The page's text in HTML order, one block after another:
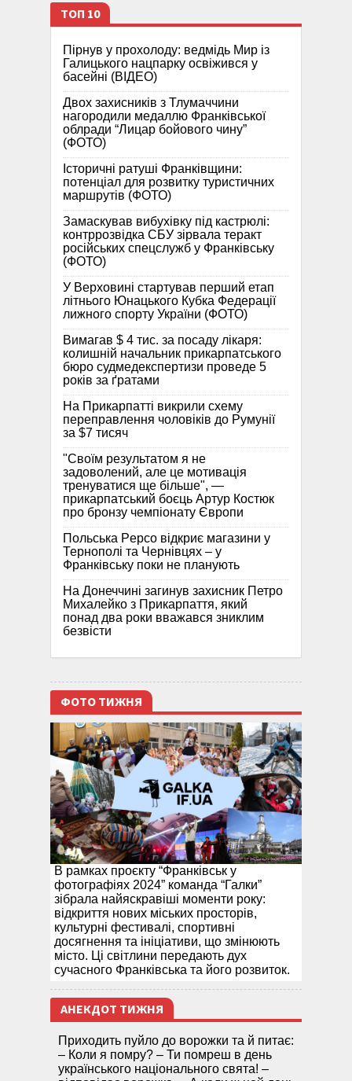
ТОП 10
Пірнув у прохолоду: ведмідь Мир із
Галицького нацпарку освіжився у
басейні (ВІДЕО)
Двох захисників з Тлумаччини
нагородили медаллю Франківської
облради “Лицар бойового чину”
(ФОТО)
Історичні ратуші Франківщини:
потенціал для розвитку туристичних
маршрутів (ФОТО)
Замаскував вибухівку під кастрюлі:
контррозвідка СБУ зірвала теракт
російських спецслужб у Франківську
(ФОТО)
У Верховині стартував перший етап
літнього Юнацького Кубка Федерації
лижного спорту України (ФОТО)
Вимагав $ 4 тис. за посаду лікаря:
колишній начальник прикарпатського
бюро судмедекспертизи проведе 5
років за ґратами
На Прикарпатті викрили схему
переправлення чоловіків до Румунії
за $7 тисяч
"Своїм результатом я не
задоволений, але це мотивація
тренуватися ще більше", —
прикарпатський боєць Артур Костюк
про бронзу чемпіонату Європи
Польська Pepco відкриє магазини у
Тернополі та Чернівцях – у
Франківську поки не планують
На Донеччині загинув захисник Петро
Михалейко з Прикарпаття, який
понад два роки вважався зниклим
безвісти
ФОТО ТИЖНЯ
В рамках проєкту “Франківськ у
фотографіях 2024” команда “Галки”
зібрала найяскравіші моменти року:
відкриття нових міських просторів,
культурні фестивалі, спортивні
досягнення та ініціативи, що змінюють
місто. Ці світлини передають дух
сучасного Франківська та його розвиток.
АНЕКДОТ ТИЖНЯ
Приходить пуйло до ворожки та й питає:
– Коли я помру? – Ти помреш в день
українського національного свята! –